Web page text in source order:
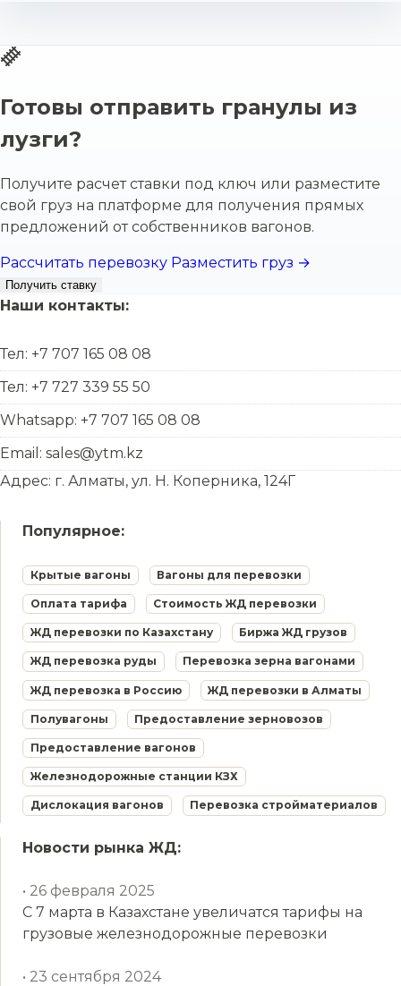
Готовы отправить гранулы из
лузги?
Получите расчет ставки под ключ или разместите
свой груз на платформе для получения прямых
предложений от собственников вагонов.
Рассчитать перевозку Разместить груз →
Получить ставку
Наши контакты:
Тел: +7 707 165 08 08
Тел: +7 727 339 55 50
Whatsapp: +7 707 165 08 08
Email: sales@ytm.kz
Адрес: г. Алматы, ул. Н. Коперника, 124Г
Популярное:
Крытые вагоны Вагоны для перевозки
Оплата тарифа Стоимость ЖД перевозки
ЖД перевозки по Казахстану Биржа ЖД грузов
ЖД перевозка руды Перевозка зерна вагонами
ЖД перевозка в Россию ЖД перевозки в Алматы
Полувагоны Предоставление зерновозов
Предоставление вагонов
Железнодорожные станции КЗХ
Дислокация вагонов Перевозка стройматериалов
Новости рынка ЖД:
• 26 февраля 2025
С 7 марта в Казахстане увеличатся тарифы на
грузовые железнодорожные перевозки
• 23 сентября 2024